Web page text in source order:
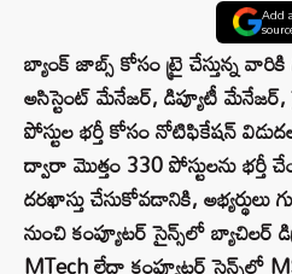
Add
బ్యాంక్ జాబ్స్ కోసం ట్రై చేస్తున్న
అసిస్టెంట్ మేనేజర్, డిప్యూటీ
పోస్టుల భర్తీ కోసం నోటిఫికేషన్
ద్వారా మొత్తం 330 పోస్టులను భర్తీ
దరఖాస్తు చేసుకోవడానికి, అభ్యర్థులు
నుంచి కంప్యూటర్ సైన్స్‌లో బ్యాచిలర్